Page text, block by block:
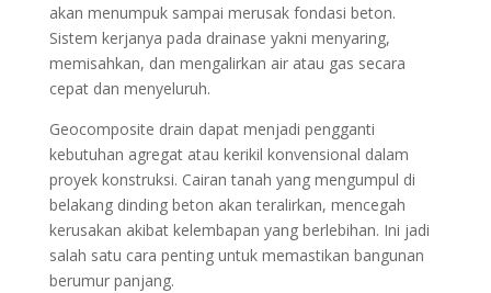
akan menumpuk sampai merusak fondasi beton.
Sistem kerjanya pada drainase yakni menyaring,
memisahkan, dan mengalirkan air atau gas secara
cepat dan menyeluruh.
Geocomposite drain dapat menjadi pengganti
kebutuhan agregat atau kerikil konvensional dalam
proyek konstruksi. Cairan tanah yang mengumpul di
belakang dinding beton akan teralirkan, mencegah
kerusakan akibat kelembapan yang berlebihan. Ini jadi
salah satu cara penting untuk memastikan bangunan
berumur panjang.